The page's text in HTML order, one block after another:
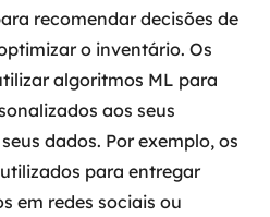
recomendar decisões de
o inventário. Os
algoritmos ML para
aos seus
dados. Por exemplo, os
para entregar
em redes sociais ou